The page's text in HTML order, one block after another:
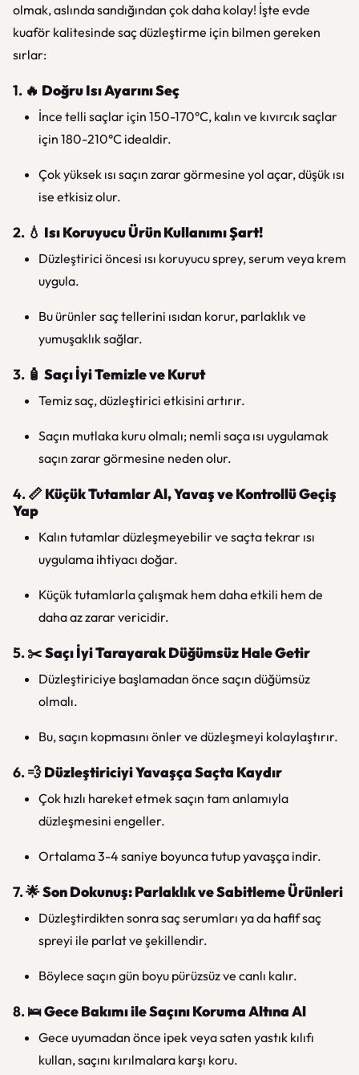
olmak, aslında sandığından çok daha kolay! İşte evde
kuaför kalitesinde saç düzleştirme için bilmen gereken
sırlar:
1. 🔥 Doğru Isı Ayarını Seç
İnce telli saçlar için 150-170°C, kalın ve kıvırcık saçlar
için 180-210°C idealdir.
Çok yüksek ısı saçın zarar görmesine yol açar, düşük ısı
ise etkisiz olur.
2. 💧 Isı Koruyucu Ürün Kullanımı Şart!
Düzleştirici öncesi ısı koruyucu sprey, serum veya krem
uygula.
Bu ürünler saç tellerini ısıdan korur, parlaklık ve
yumuşaklık sağlar.
3. 🧴 Saçı İyi Temizle ve Kurut
Temiz saç, düzleştirici etkisini artırır.
Saçın mutlaka kuru olmalı; nemli saça ısı uygulamak
saçın zarar görmesine neden olur.
4. 📏Küçük Tutamlar Al, Yavaş ve Kontrollü Geçiş
Yap
Kalın tutamlar düzleşmeyebilir ve saçta tekrar ısı
uygulama ihtiyacı doğar.
Küçük tutamlarla çalışmak hem daha etkili hem de
daha az zarar vericidir.
5. ✂️Saçı İyi Tarayarak Düğümsüz Hale Getir
Düzleştiriciye başlamadan önce saçın düğümsüz
olmalı.
Bu, saçın kopmasını önler ve düzleşmeyi kolaylaştırır.
6. 💨Düzleştiriciyi Yavaşça Saçta Kaydır
Çok hızlı hareket etmek saçın tam anlamıyla
düzleşmesini engeller.
Ortalama 3-4 saniye boyunca tutup yavaşça indir.
7. 🌟Son Dokunuş: Parlaklık ve Sabitleme Ürünleri
Düzleştirdikten sonra saç serumları ya da hafif saç
spreyi ile parlat ve şekillendir.
Böylece saçın gün boyu pürüzsüz ve canlı kalır.
8. 🛌Gece Bakımı ile Saçını Koruma Altına Al
Gece uyumadan önce ipek veya saten yastık kılıfı
kullan, saçını kırılmalara karşı koru.